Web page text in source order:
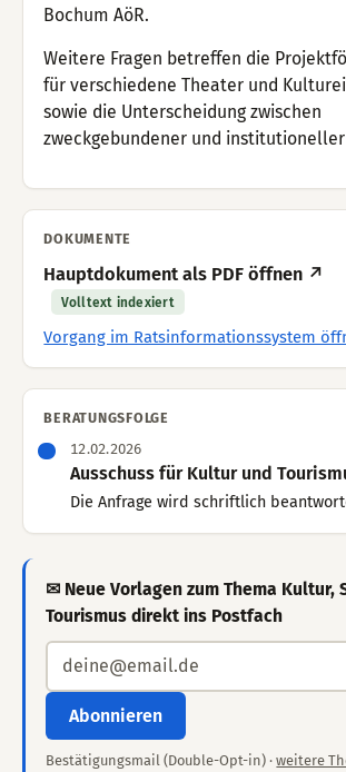
Bochum AöR.
Weitere Fragen betreffen die
für verschiedene Theater und
sowie die Unterscheidung zwischen
zweckgebundener und institutioneller
DOKUMENTE
Hauptdokument als PDF öffnen ↗
Volltext indexiert
Vorgang im Ratsinformationssystem
BERATUNGSFOLGE
12.02.2026
Ausschuss für Kultur und
Die Anfrage wird schriftlich
✉ Neue Vorlagen zum Thema Kultur,
Tourismus direkt ins Postfach
Abonnieren
Bestätigungsmail (Double-Opt-in) ·weitere